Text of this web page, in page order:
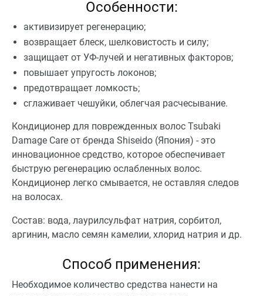
Особенности:
активизирует регенерацию;
возвращает блеск, шелковистость и силу;
защищает от УФ-лучей и негативных факторов;
повышает упругость локонов;
предотвращает ломкость;
сглаживает чешуйки, облегчая расчесывание.
Кондиционер для поврежденных волос Tsubaki
Damage Care от бренда Shiseido (Япония) - это
инновационное средство, которое обеспечивает
быструю регенерацию ослабленных волос.
Кондиционер легко смывается, не оставляя следов
на волосах.
Состав: вода, лаурилсульфат натрия, сорбитол,
аргинин, масло семян камелии, хлорид натрия и др.
Способ применения:
Необходимое количество средства нанести на